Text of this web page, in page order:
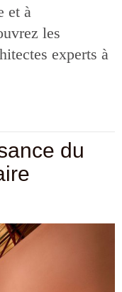
et à
les
experts à
du